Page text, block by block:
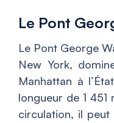
Le Pont
Le Pont George
New York,
Manhattan à
longueur de 1
circulation, il